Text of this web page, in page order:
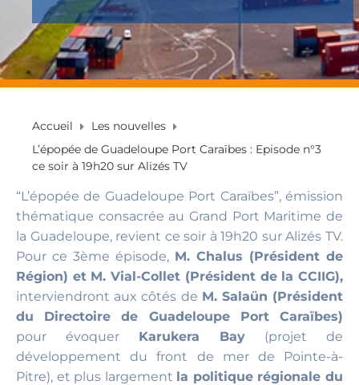
Accueil
Les nouvelles
L’épopée de Guadeloupe Port Caraïbes : Episode n°3
ce soir à 19h20 sur Alizés TV
“L’épopée de Guadeloupe Port Caraïbes”, émission
thématique consacrée au Grand Port Maritime de
la Guadeloupe, revient ce soir à 19h20 sur Alizés TV.
Pour ce 3ème épisode, M. Chalus (Président de
Région) et M. Vial-Collet (Président de la CCIIG),
interviendront aux côtés de M. Salaün (Président
du Directoire de Guadeloupe Port Caraïbes)
pour évoquer Karukera Bay (projet de
développement du front de mer de Pointe-à-
Pitre), et plus largement la politique régionale du